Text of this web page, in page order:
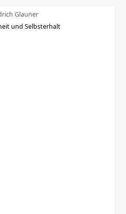
Glauner
und Selbsterhalt